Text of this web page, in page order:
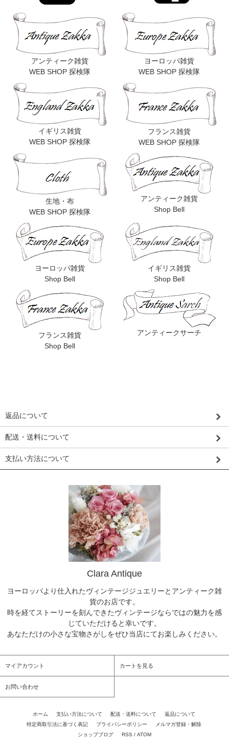
アンティーク雑貨
WEB SHOP 探検隊
ヨーロッパ雑貨
WEB SHOP 探検隊
イギリス雑貨
WEB SHOP 探検隊
フランス雑貨
WEB SHOP 探検隊
生地・布
WEB SHOP 探検隊
アンティーク雑貨
Shop Bell
ヨーロッパ雑貨
Shop Bell
イギリス雑貨
Shop Bell
フランス雑貨
Shop Bell
アンティークサーチ
返品について
配送・送料について
支払い方法について
Clara Antique
ヨーロッパより仕入れたヴィンテージジュエリーとアンティーク雑
貨のお店です。
時を経てストーリーを刻んできたヴィンテージならではの魅力を感
じていただけると幸いです。
あなただけの小さな宝物さがしをぜひ当店にてお楽しみください。
マイアカウント カートを見る
お問い合わせ
ホーム 支払い方法について 配送・送料について 返品について
特定商取引法に基づく表記
プライバシーポリシー メルマガ登録・解除
ショップブログ
RSS / ATOM